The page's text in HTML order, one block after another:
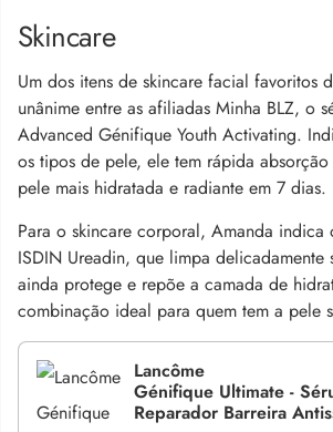
Skincare
Um dos itens de skincare facial favoritos
unânime entre as afiliadas Minha BLZ, o
Advanced Génifique Youth Activating.
os tipos de pele, ele tem rápida
pele mais hidratada e radiante em 7 dias.
Para o skincare corporal, Amanda
ISDIN Ureadin, que limpa delicadamente
ainda protege e repõe a camada de
combinação ideal para quem tem a pele
Lancôme
Génifique Ultimate -
Reparador Barreira